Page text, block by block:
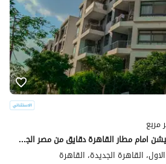
شقة أرضي بجاردن برايم لوكيشن امام مطار القاهرة دقايق من مصر الجديدة بفيو لاندسكيب بحري بالكامل
القاهرة الجديدة، القاهرة